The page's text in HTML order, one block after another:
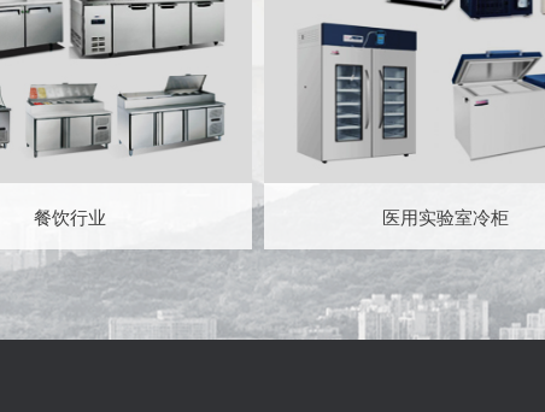
餐饮行业 医用实验室冷柜